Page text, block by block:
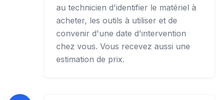
au technicien d'identifier le matériel à
acheter, les outils à utiliser et de
convenir d'une date d'intervention
chez vous. Vous recevez aussi une
estimation de prix.